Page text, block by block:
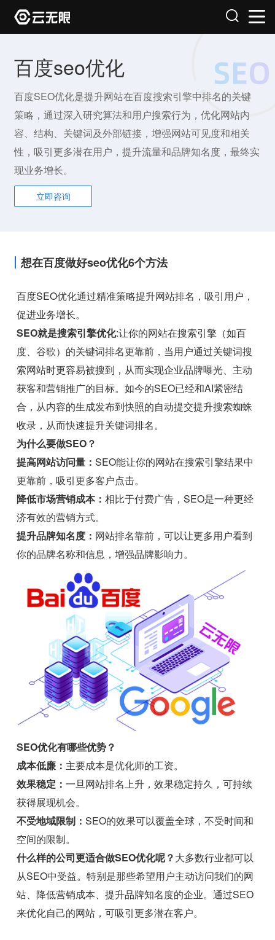
百度seo优化
百度SEO优化是提升网站在百度搜索引擎中排名的关键
策略，通过深入研究算法和用户搜索行为，优化网站内
容、结构、关键词及外部链接，增强网站可见度和相关
性，吸引更多潜在用户，提升流量和品牌知名度，最终实
现业务增长。
立即咨询
想在百度做好seo优化6个方法
百度SEO优化通过精准策略提升网站排名，吸引用户，
促进业务增长。
SEO就是搜索引擎优化:让你的网站在搜索引擎（如百
度、谷歌）的关键词排名更靠前，当用户通过关键词搜
索网站时更容易被搜到，从而实现企业品牌曝光、主动
获客和营销推广的目标。如今的SEO已经和AI紧密结
合，从内容的生成发布到快照的自动提交提升搜索蜘蛛
收录，从而快速提升关键词排名。
为什么要做SEO？
提高网站访问量：SEO能让你的网站在搜索引擎结果中
更靠前，吸引更多客户点击。
降低市场营销成本：相比于付费广告，SEO是一种更经
济有效的营销方式。
提升品牌知名度： 网站排名靠前，可以让更多用户看到
你的品牌名称和信息，增强品牌影响力。
SEO优化有哪些优势？
成本低廉： 主要成本是优化师的工资。
效果稳定：一旦网站排名上升，效果稳定持久，可持续
获得展现机会。
不受地域限制：SEO的效果可以覆盖全球，不受时间和
空间的限制。
什么样的公司更适合做SEO优化呢？大多数行业都可以
从SEO中受益。特别是那些希望用户主动访问我们的网
站、降低营销成本、提升品牌知名度的企业。通过SEO
来优化自己的网站，可吸引更多潜在客户。